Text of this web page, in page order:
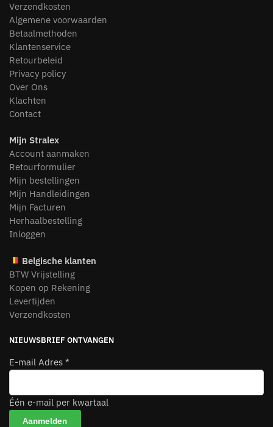
Verzendkosten
Algemene voorwaarden
Betaalmethoden
Klantenservice
Retourbeleid
Privacy policy
Over Ons
Klachten
Contact
Mijn Stralex
Account aanmaken
Retourformulier
Mijn bestellingen
Mijn Handleidingen
Mijn Facturen
Herhaalbestelling
Inloggen
Belgische klanten
BTW Vrijstelling
Kopen op Rekening
Levertijden
Verzendkosten
NIEUWSBRIEF ONTVANGEN
E-mail Adres *
Één e-mail per kwartaal